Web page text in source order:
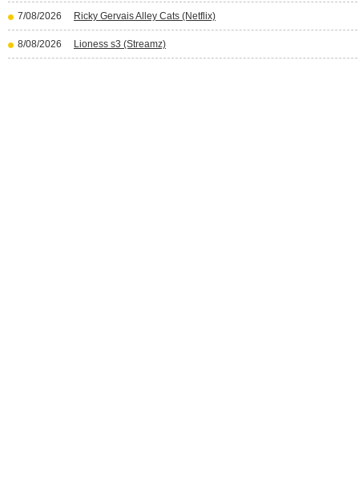
7/08/2026 Ricky Gervais Alley Cats (Netflix)
8/08/2026 Lioness s3 (Streamz)